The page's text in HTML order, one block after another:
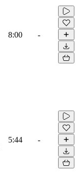
8:00 -
5:44 -